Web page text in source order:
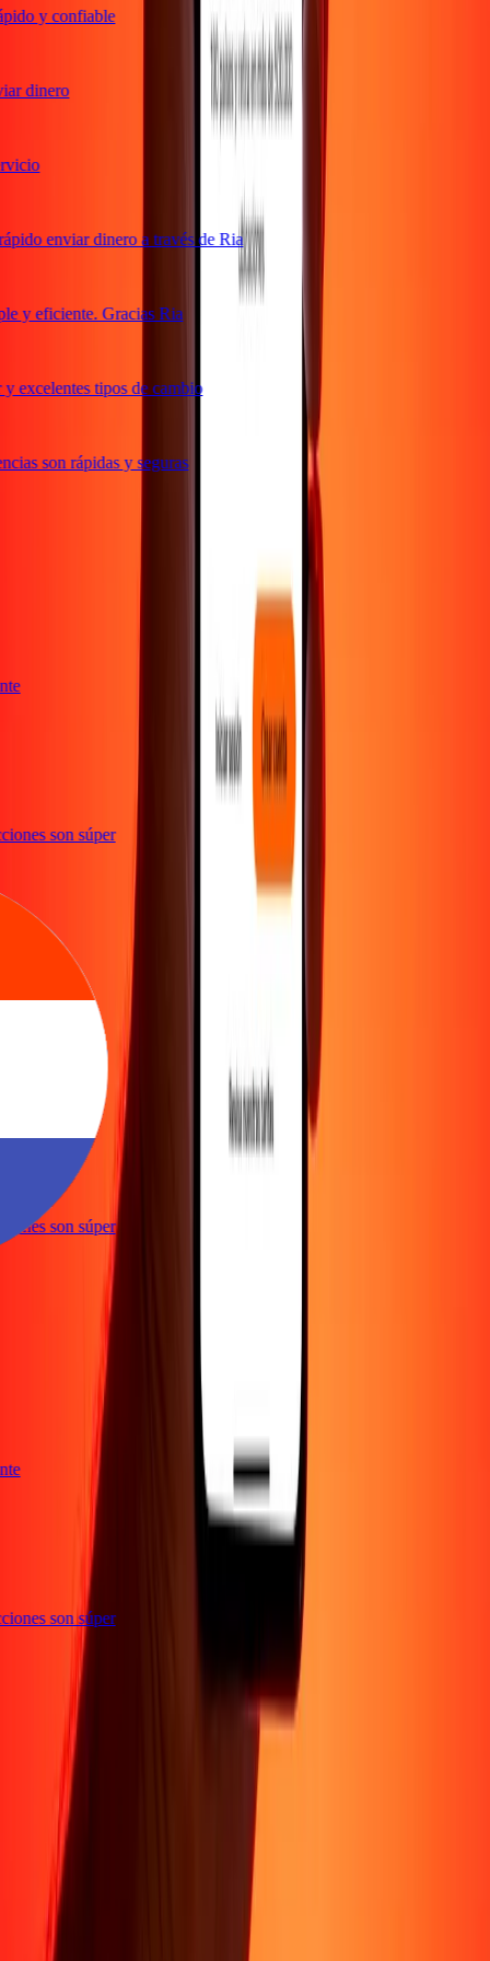
y confiable
dinero
enviar dinero a través de Ria
y eficiente. Gracias Ria
tipos de cambio
son rápidas y seguras
son súper
son súper
son súper
Sobre Nosotros
Acerca de
Conviértete en agente
Política de privacidad
Aviso de cookies
condiciones
Centro de ayuda
accesibilidad
Formulario para denunciantes
Síguenos